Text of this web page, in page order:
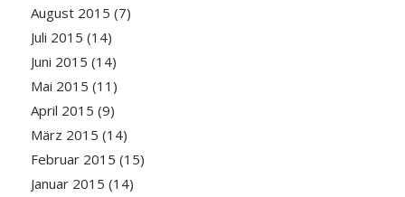
August 2015 (7)
Juli 2015 (14)
Juni 2015 (14)
Mai 2015 (11)
April 2015 (9)
März 2015 (14)
Februar 2015 (15)
Januar 2015 (14)